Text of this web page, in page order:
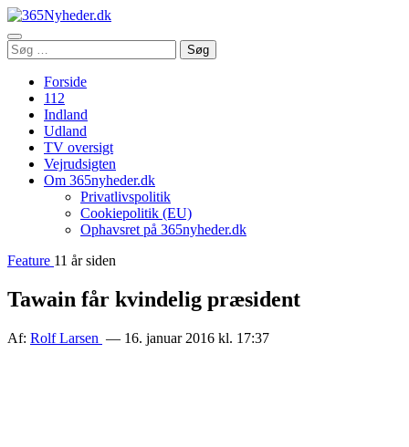
Åbn
menu
Søg
efter:
Søg
Forside
112
Indland
Udland
TV oversigt
Vejrudsigten
Om 365nyheder.dk
Privatlivspolitik
Cookiepolitik (EU)
Ophavsret på 365nyheder.dk
Feature 11 år siden
Tawain får kvindelig præsident
Af: Rolf Larsen — 16. januar 2016 kl. 17:37